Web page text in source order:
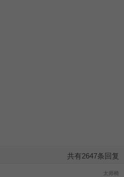
共有2647条回复
太师椅